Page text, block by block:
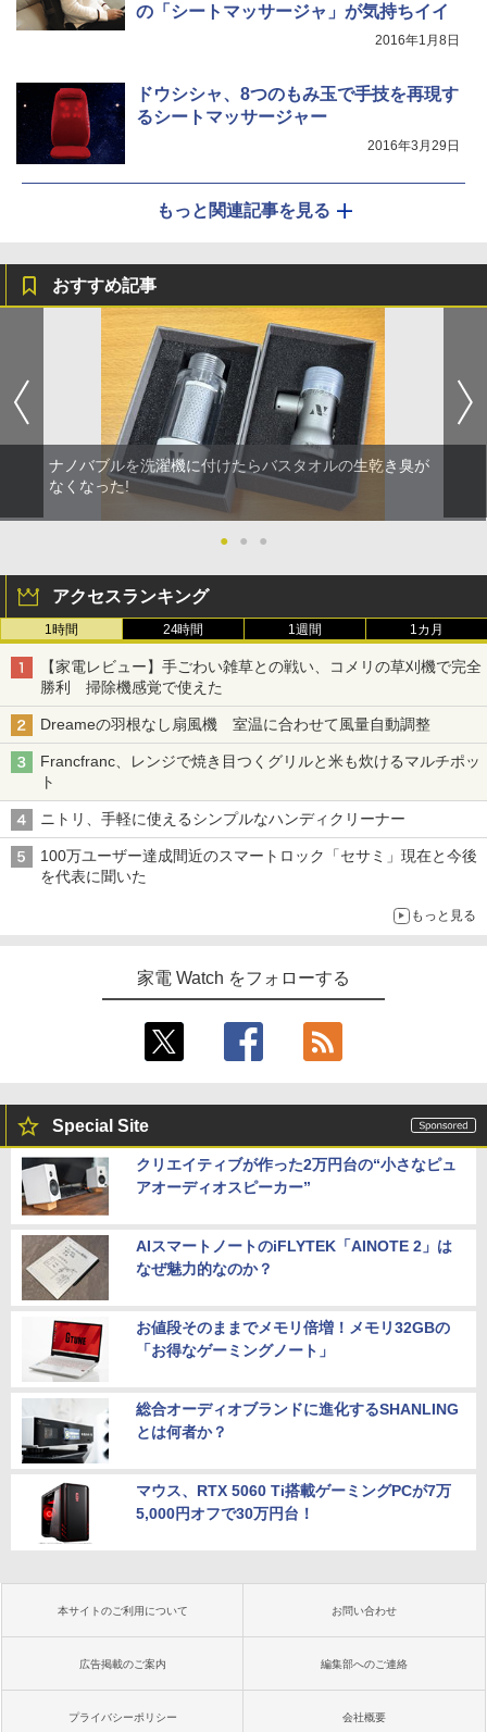
の「シートマッサージャ」が気持ちイイ
2016年1月8日
ドウシシャ、8つのもみ玉で手技を再現す
るシートマッサージャー
2016年3月29日
もっと関連記事を見る
おすすめ記事
ナノバブルを洗濯機に付けたらバスタオルの生乾き臭が
なくなった!
● ● ●
アクセスランキング
1時間 24時間 1週間 1カ月
【家電レビュー】手ごわい雑草との戦い、コメリの草刈機で完全
勝利 掃除機感覚で使えた
Dreameの羽根なし扇風機 室温に合わせて風量自動調整
Francfranc、レンジで焼き目つくグリルと米も炊けるマルチポッ
ト
ニトリ、手軽に使えるシンプルなハンディクリーナー
100万ユーザー達成間近のスマートロック「セサミ」現在と今後
を代表に聞いた
もっと見る
家電 Watch をフォローする
Special Site
クリエイティブが作った2万円台の“小さなピュ
アオーディオスピーカー”
AIスマートノートのiFLYTEK「AINOTE 2」は
なぜ魅力的なのか？
お値段そのままでメモリ倍増！メモリ32GBの
「お得なゲーミングノート」
総合オーディオブランドに進化するSHANLING
とは何者か？
マウス、RTX 5060 Ti搭載ゲーミングPCが7万
5,000円オフで30万円台！
本サイトのご利用について お問い合わせ
広告掲載のご案内 編集部へのご連絡
プライバシーポリシー 会社概要